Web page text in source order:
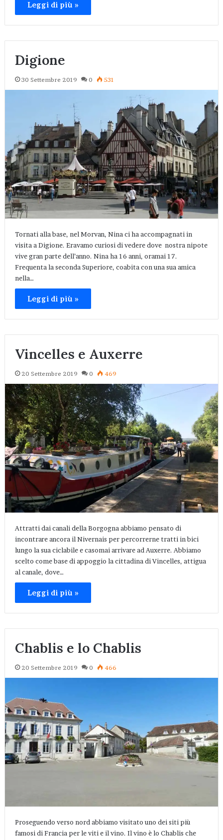
Leggi di più »
Digione
30 Settembre 2019 0 531
Tornati alla base, nel Morvan, Nina ci ha accompagnati in
visita a Digione. Eravamo curiosi di vedere dove nostra nipote
vive gran parte dell’anno. Nina ha 16 anni, oramai 17.
Frequenta la seconda Superiore, coabita con una sua amica
nella…
Leggi di più »
Vincelles e Auxerre
20 Settembre 2019 0 469
Attratti dai canali della Borgogna abbiamo pensato di
incontrare ancora il Nivernais per percorrerne tratti in bici
lungo la sua ciclabile e casomai arrivare ad Auxerre. Abbiamo
scelto come base di appoggio la cittadina di Vincelles, attigua
al canale, dove…
Leggi di più »
Chablis e lo Chablis
20 Settembre 2019 0 466
Proseguendo verso nord abbiamo visitato uno dei siti più
famosi di Francia per le viti e il vino. Il vino è lo Chablis che